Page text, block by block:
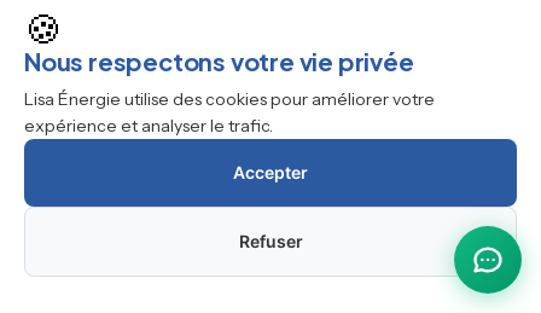
pour les pellets (silo ou espace dédié)
Entretien plus fréquent
chaudière gaz : nettoyage des cendres,
ramonage obligatoire
prix des pellets peut varier selon
🍪
Nous respectons votre vie privée
Lisa Énergie utilise des cookies pour améliorer votre
expérience et analyser le trafic.
Accepter
Refuser